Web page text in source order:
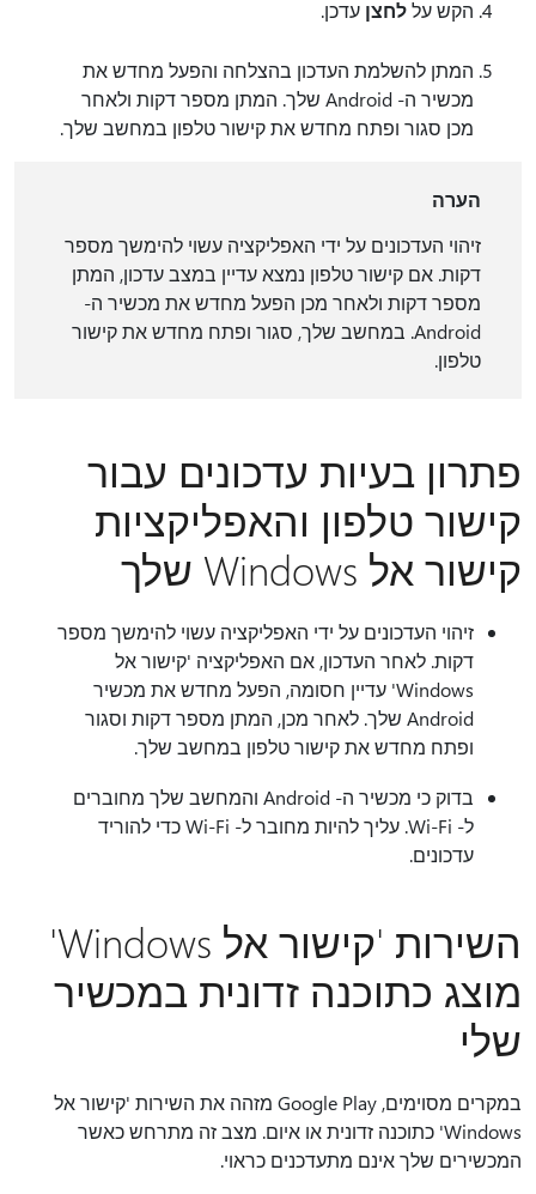
הקש עללחצן עדכן.
המתן להשלמת העדכון בהצלחה והפעל מחדש את
מכשיר ה- Android שלך. המתן מספר דקות ולאחר
מכן סגור ופתח מחדש את קישור טלפון במחשב שלך.
הערה
זיהוי העדכונים על ידי האפליקציה עשוי להימשך מספר
דקות. אם קישור טלפון נמצא עדיין במצב עדכון, המתן
מספר דקות ולאחר מכן הפעל מחדש את מכשיר ה-
Android. במחשב שלך, סגור ופתח מחדש את קישור
טלפון.
פתרון בעיות עדכונים עבור
קישור טלפון והאפליקציות
קישור אל Windows שלך
זיהוי העדכונים על ידי האפליקציה עשוי להימשך מספר
דקות. לאחר העדכון, אם האפליקציה 'קישור אל
Windows' עדיין חסומה, הפעל מחדש את מכשיר
Android שלך. לאחר מכן, המתן מספר דקות וסגור
ופתח מחדש את קישור טלפון במחשב שלך.
בדוק כי מכשיר ה- Android והמחשב שלך מחוברים
ל- Wi-Fi. עליך להיות מחובר ל- Wi-Fi כדי להוריד
עדכונים.
השירות 'קישור אל Windows'
מוצג כתוכנה זדונית במכשיר
שלי
במקרים מסוימים, Google Play מזהה את השירות 'קישור אל
Windows' כתוכנה זדונית או איום. מצב זה מתרחש כאשר
המכשירים שלך אינם מתעדכנים כראוי.